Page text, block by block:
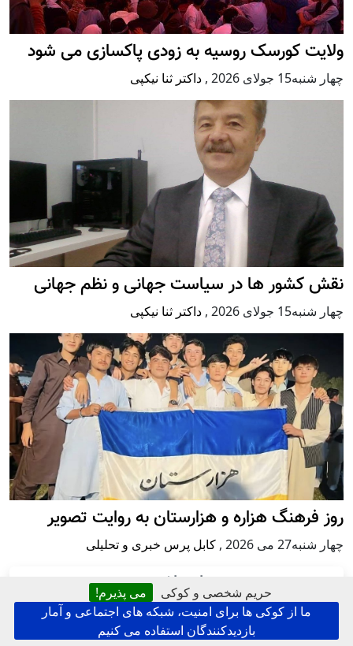
حریم شخصی و کوکی
می پذیرم!
ما از کوکی ها برای امنیت، شبکه های اجتماعی و آمار
بازدیدکنندگان استفاده می کنیم
ولایت کورسک روسیه به زودی پاکسازی می شود
چهار شنبه15 جولای 2026 , داکتر ثنا نیکپی
نقش کشور ها در سیاست جهانی و نظم جهانی
چهار شنبه15 جولای 2026 , داکتر ثنا نیکپی
روز فرهنگ هزاره و هزارستان به روایت تصویر
چهار شنبه27 می 2026 , کابل پرس خبری و تحلیلی
اعتراض